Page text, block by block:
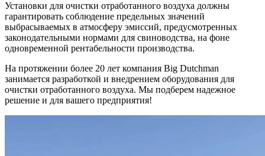
Установки для очистки отработанного воздуха должны
гарантировать соблюдение предельных значений
выбрасываемых в атмосферу эмиссий, предусмотренных
законодательными нормами для свиноводства, на фоне
одновременной рентабельности производства.
На протяжении более 20 лет компания Big Dutchman
занимается разработкой и внедрением оборудования для
очистки отработанного воздуха. Мы подберем надежное
решение и для вашего предприятия!